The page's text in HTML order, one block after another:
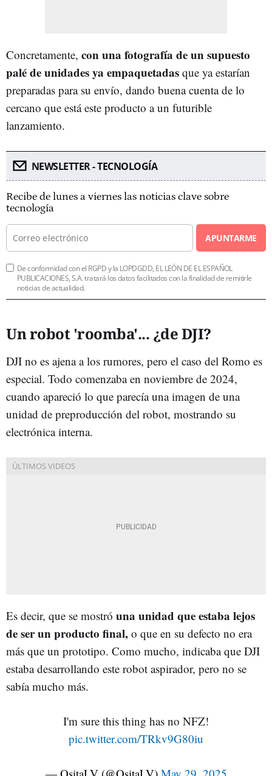
Concretamente, con una fotografía de un supuesto
palé de unidades ya empaquetadas que ya estarían
preparadas para su envío, dando buena cuenta de lo
cercano que está este producto a un futurible
lanzamiento.
NEWSLETTER - TECNOLOGÍA
Recibe de lunes a viernes las noticias clave sobre
tecnología
APUNTARME
De conformidad con el RGPD y la LOPDGDD, EL LEÓN DE EL ESPAÑOL
PUBLICACIONES, S.A. tratará los datos facilitados con la finalidad de remitirle
noticias de actualidad.
Un robot 'roomba'... ¿de DJI?
DJI no es ajena a los rumores, pero el caso del Romo es
especial. Todo comenzaba en noviembre de 2024,
cuando apareció lo que parecía una imagen de una
unidad de preproducción del robot, mostrando su
electrónica interna.
Es decir, que se mostró una unidad que estaba lejos
de ser un producto final, o que en su defecto no era
más que un prototipo. Como mucho, indicaba que DJI
estaba desarrollando este robot aspirador, pero no se
sabía mucho más.
I'm sure this thing has no NFZ!
pic.twitter.com/TRkv9G80iu